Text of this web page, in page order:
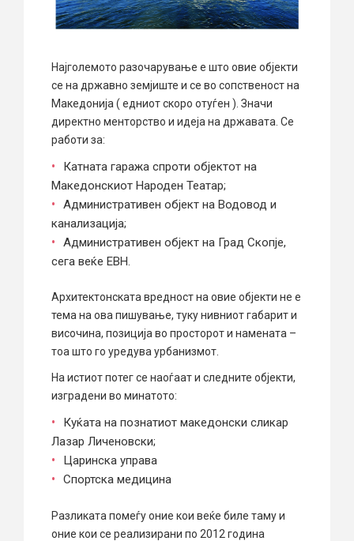
Најголемото разочарување е што овие објекти
се на државно земјиште и се во сопственост на
Македонија ( едниот скоро отуѓен ). Значи
директно менторство и идеја на државата. Се
работи за:
Катната гаража спроти објектот на
Македонскиот Народен Театар;
Административен објект на Водовод и
канализација;
Административен објект на Град Скопје,
сега веќе ЕВН.
Архитектонската вредност на овие објекти не е
тема на ова пишување, туку нивниот габарит и
височина, позиција во просторот и намената –
тоа што го уредува урбанизмот.
На истиот потег се наоѓаат и следните објекти,
изградени во минатото:
Куќата на познатиот македонски сликар
Лазар Личеновски;
Царинска управа
Спортска медицина
Разликата помеѓу оние кои веќе биле таму и
оние кои се реализирани по 2012 година